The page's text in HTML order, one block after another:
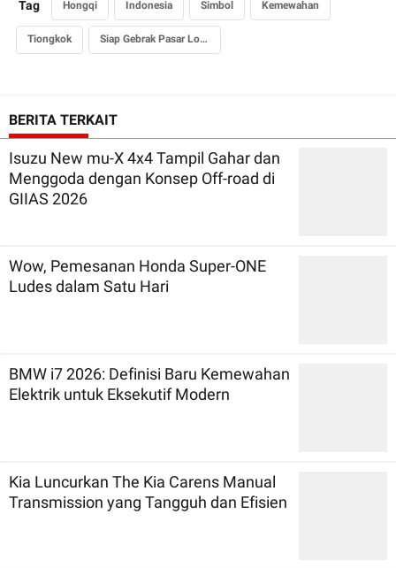
Tag Hongqi Indonesia Simbol Kemewahan
Tiongkok Siap Gebrak Pasar Lokal
BERITA TERKAIT
Isuzu New mu-X 4x4 Tampil Gahar dan
Menggoda dengan Konsep Off-road di
GIIAS 2026
Wow, Pemesanan Honda Super-ONE
Ludes dalam Satu Hari
BMW i7 2026: Definisi Baru Kemewahan
Elektrik untuk Eksekutif Modern
Kia Luncurkan The Kia Carens Manual
Transmission yang Tangguh dan Efisien